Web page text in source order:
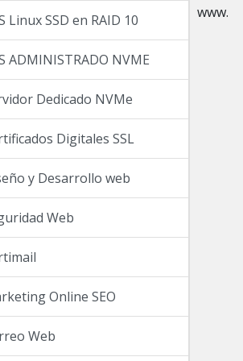
Linux SSD en RAID 10
ADMINISTRADO NVME
Dedicado NVMe
Digitales SSL
y Desarrollo web
Web
Online SEO
Web
www.